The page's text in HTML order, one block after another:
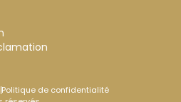
Politique de confidentialité